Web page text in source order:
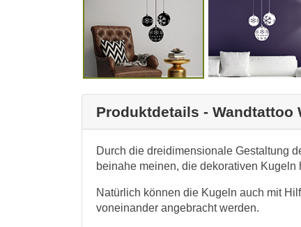
Produktdetails -
Durch die dreidimensionale Gestaltung
beinahe meinen, die dekorativen Kugeln
Natürlich können die Kugeln auch mit
voneinander angebracht werden.